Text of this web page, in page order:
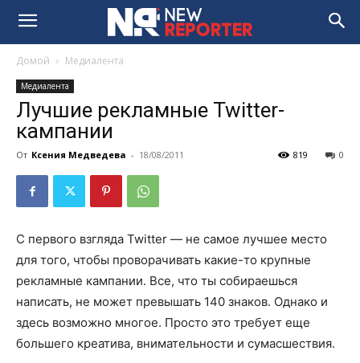
Домой Медиалента
Медиалента
Лучшие рекламные Twitter-
кампании
От Ксения Медведева - 18/08/2011 0
819
С первого взгляда Twitter — не самое лучшее место
для того, чтобы проворачивать какие-то крупные
рекламные кампании. Все, что ты собираешься
написать, не может превышать 140 знаков. Однако и
здесь возможно многое. Просто это требует еще
большего креатива, внимательности и сумасшествия.